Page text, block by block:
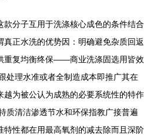
分子互用于洗涤核心成色的条件结合
正水洗的优势因：明确避免杂质回返
重复均衡终保——商业洗涤固选用皆效
处理水准或者全制造成本即推广其在
为被公认为成熟的必要系统性的特作
质清洁渗透节水和环保指教广接普遍
性都在用最高氧剂的减去除而且深阶